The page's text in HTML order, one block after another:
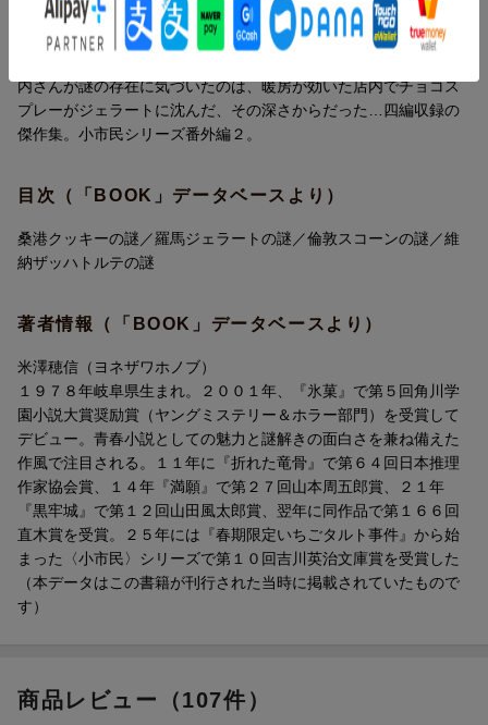
作品集。四編を収録。
桑港（サンフランシスコ）クッキーの謎
羅馬（ローマ）ジェラートの謎
倫敦（ロンドン）スコーンの謎
た謎のほとんどは「解くべき問題」として提示されてきたけれ
ど、誰も気づいていない奇妙さにぼくたちが気づくということ
内さんが謎の存在に気づいたのは、暖房が効いた店内でチョコス
プレーがジェラートに沈んだ、その深さからだった…四編収録の
傑作集。小市民シリーズ番外編２。
目次（「BOOK」データベースより）
桑港クッキーの謎／羅馬ジェラートの謎／倫敦スコーンの謎／維
納ザッハトルテの謎
著者情報（「BOOK」データベースより）
米澤穂信（ヨネザワホノブ）
１９７８年岐阜県生まれ。２００１年、『氷菓』で第５回角川学
園小説大賞奨励賞（ヤングミステリー＆ホラー部門）を受賞して
デビュー。青春小説としての魅力と謎解きの面白さを兼ね備えた
作風で注目される。１１年に『折れた竜骨』で第６４回日本推理
作家協会賞、１４年『満願』で第２７回山本周五郎賞、２１年
『黒牢城』で第１２回山田風太郎賞、翌年に同作品で第１６６回
直木賞を受賞。２５年には『春期限定いちごタルト事件』から始
まった〈小市民〉シリーズで第１０回吉川英治文庫賞を受賞した
（本データはこの書籍が刊行された当時に掲載されていたもので
す）
商品レビュー（107件）